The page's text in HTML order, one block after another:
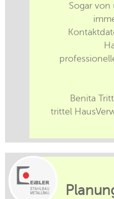
Sogar
Benita
trittel